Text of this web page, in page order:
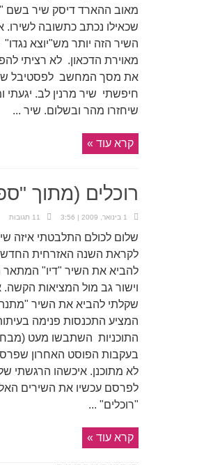
מאוב ההארד דיסק שיר בשם
שכאילו נכתב כתשובה לשירו.
השיר הזה יותר מש"יוצא
מאוירת הדכאון. לא רציתי
את מסך המחשב לפסטיבל
חיפשתי שיר מרנין לב. יגעתי
שיחזרו מהר ובשלום. שיר ...
קרא עוד »
רוכלים (מתוך
1 בינואר, 2009 | 3:56 11 תגובות
שלום לכולם התלבטתי איזה
לקראת השנה האזרחית
להביא את השיר "דיו"
וישור גב מול המציאות
שקלתי להביא את השיר "מתנת
המציע התכנסות פנימה
התוכניות השתבשו מעט
בעקבות הפוסט האחרון
לא מתוכנן. איכשהו הרגשתי
לפרסם עכשיו את השירים
"רוכלים" ...
קרא עוד »